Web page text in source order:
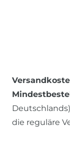
die reguläre